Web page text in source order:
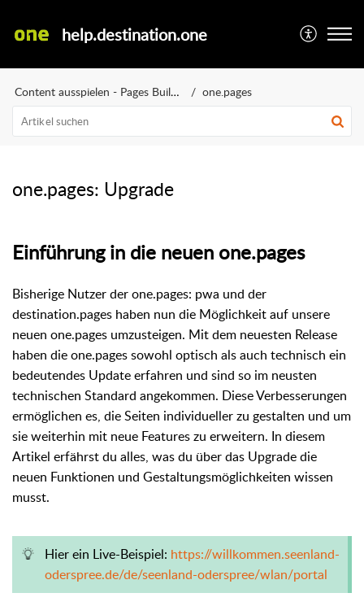
help.destination.one
Content ausspielen - Pages Builder one.pages
one.pages: Upgrade
Einführung in die neuen one.pages
Bisherige Nutzer der one.pages: pwa und der
destination.pages haben nun die Möglichkeit auf unsere
neuen one.pages umzusteigen. Mit dem neuesten Release
haben die one.pages sowohl optisch als auch technisch ein
bedeutendes Update erfahren und sind so im neusten
technischen Standard angekommen. Diese Verbesserungen
ermöglichen es, die Seiten individueller zu gestalten und um
sie weiterhin mit neue Features zu erweitern. In diesem
Artikel erfährst du alles, was du über das Upgrade die
neuen Funktionen und Gestaltungsmöglichkeiten wissen
musst.
Hier ein Live-Beispiel: https://willkommen.seenland-
oderspree.de/de/seenland-oderspree/wlan/portal